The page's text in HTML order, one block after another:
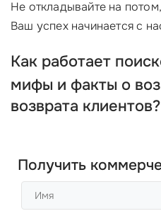
Не откладывайте на
Ваш успех начинается с
Как работает
мифы и факты о
возврата клиентов?
Получить